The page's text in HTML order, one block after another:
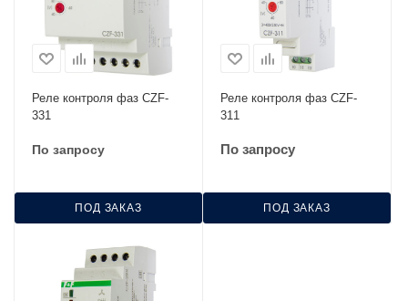
Реле контроля фаз CZF-
331
По запросу
ПОД ЗАКАЗ
Реле контроля фаз CZF-
311
По запросу
ПОД ЗАКАЗ